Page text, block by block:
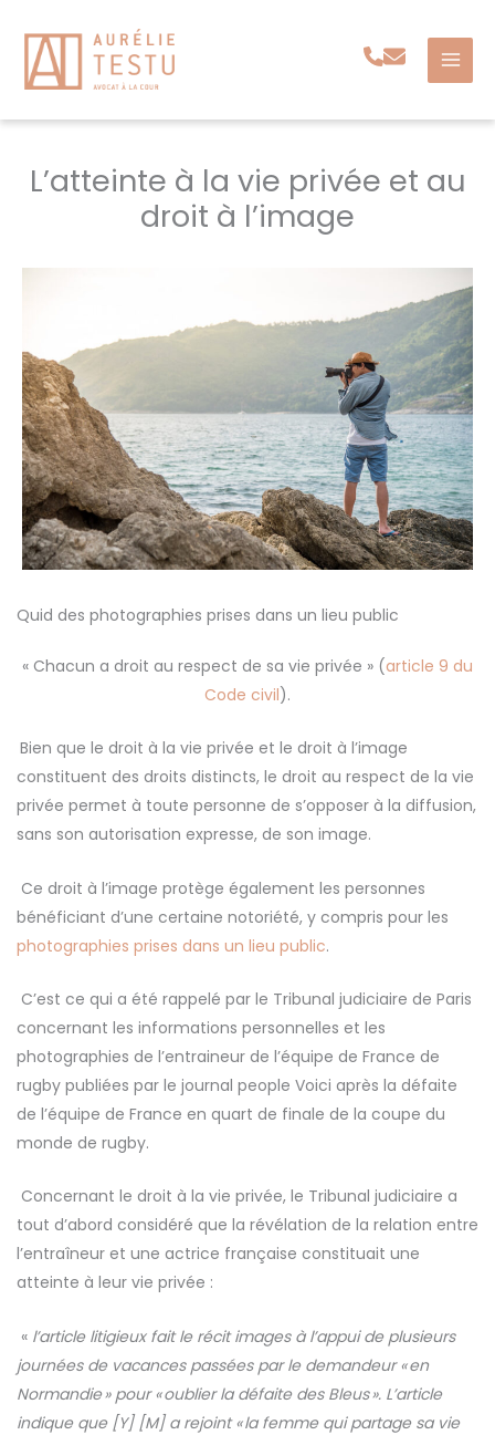
contenu
L’atteinte à la vie privée et au
droit à l’image
Quid des photographies prises dans un lieu public
« Chacun a droit au respect de sa vie privée » (article 9 du
Code civil).
Bien que le droit à la vie privée et le droit à l’image
constituent des droits distincts, le droit au respect de la vie
privée permet à toute personne de s’opposer à la diffusion,
sans son autorisation expresse, de son image.
Ce droit à l’image protège également les personnes
bénéficiant d’une certaine notoriété, y compris pour les
photographies prises dans un lieu public.
C’est ce qui a été rappelé par le Tribunal judiciaire de Paris
concernant les informations personnelles et les
photographies de l’entraineur de l’équipe de France de
rugby publiées par le journal people Voici après la défaite
de l’équipe de France en quart de finale de la coupe du
monde de rugby.
Concernant le droit à la vie privée, le Tribunal judiciaire a
tout d’abord considéré que la révélation de la relation entre
l’entraîneur et une actrice française constituait une
atteinte à leur vie privée :
« l’article litigieux fait le récit images à l’appui de plusieurs
journées de vacances passées par le demandeur « en
Normandie » pour « oublier la défaite des Bleus ». L’article
indique que [Y] [M] a rejoint « la femme qui partage sa vie